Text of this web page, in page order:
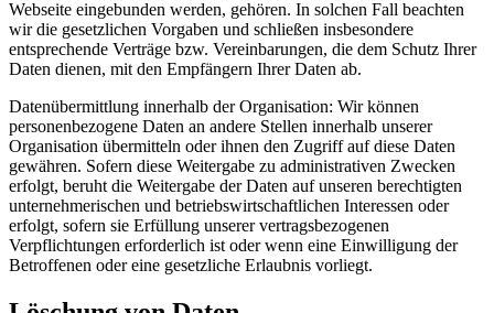
Webseite eingebunden werden, gehören. In solchen Fall beachten
wir die gesetzlichen Vorgaben und schließen insbesondere
entsprechende Verträge bzw. Vereinbarungen, die dem Schutz Ihrer
Daten dienen, mit den Empfängern Ihrer Daten ab.
Datenübermittlung innerhalb der Organisation: Wir können
personenbezogene Daten an andere Stellen innerhalb unserer
Organisation übermitteln oder ihnen den Zugriff auf diese Daten
gewähren. Sofern diese Weitergabe zu administrativen Zwecken
erfolgt, beruht die Weitergabe der Daten auf unseren berechtigten
unternehmerischen und betriebswirtschaftlichen Interessen oder
erfolgt, sofern sie Erfüllung unserer vertragsbezogenen
Verpflichtungen erforderlich ist oder wenn eine Einwilligung der
Betroffenen oder eine gesetzliche Erlaubnis vorliegt.